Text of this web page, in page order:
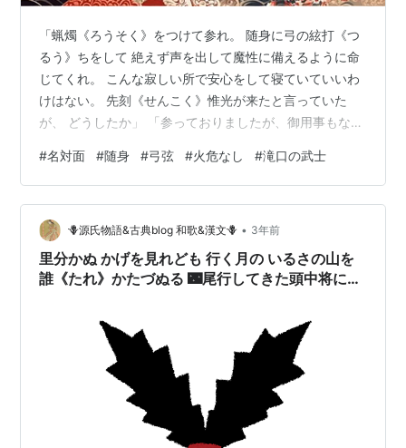
「蝋燭《ろうそく》をつけて参れ。 随身に弓の絃打《つ
るう》ちをして 絶えず声を出して魔性に備えるように命
じてくれ。 こんな寂しい所で安心をして寝ていていいわ
けはない。 先刻《せんこく》惟光が来たと言っていた
が、 どうしたか」 「参っておりましたが、御用事もない
ます」 こう源氏と問答をしたのは、 御所の滝口に勤めて
いる男であったから、 専門家的に弓絃《ゆづる》を鳴ら
して、 「火 危《あぶな》し、火危し」と言いながら、
父である預かり役の住居《すまい》のほうへ行った。
【第4帖 夕顔】 「蝋燭《ろうそく》をつけて参れ。 随身
に弓の絃打《つるう》ち…
#名対面 #随身 #弓弦 #火危なし #滝口の武士
🪻源氏物語&古典blog 和歌&漢文🪻 • 3年前
里分かぬ かげを見れども 行く月の いるさの山を
誰《たれ》かたづぬる 🌃尾行してきた頭中将に